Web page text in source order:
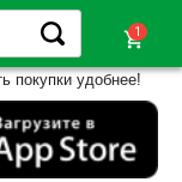
shopping_cart
покупки удобнее!